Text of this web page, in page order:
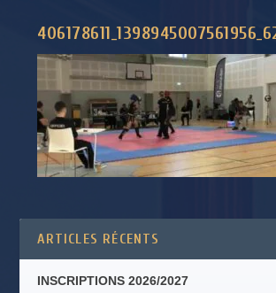
ARTICLES RÉCENTS
INSCRIPTIONS 2026/2027